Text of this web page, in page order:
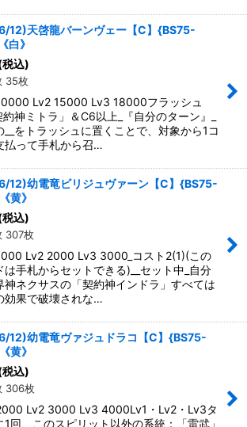
12)天啓龍バーンヴェー【C】{BS75-
白》
税込)
35枚
Lv2 15000 Lv3 18000フラッシュ
約神ミトラ」＆C6以上_『自分のターン』_
__をトラッシュに置くことで、対象から1コ
払って手札から召…
12)幼電竜ビリジュヴァーン【C】{BS75-
黄》
税込)
307枚
Lv2 2000 Lv3 3000_コスト2(1)(この
は手札からセットできる)__セット中_自分
神ネクサスの「契約神インドラ」すべては
効果で破壊されな…
12)幼電竜ヴァジュドラコ【C】{BS75-
黄》
税込)
306枚
Lv2 3000 Lv3 4000Lv1・Lv2・Lv3タ
1回、このスピリット以外の系統：「雷武」